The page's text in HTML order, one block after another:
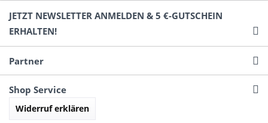
JETZT NEWSLETTER ANMELDEN & 5 €-GUTSCHEIN
ERHALTEN!
Partner
Shop Service
Widerruf erklären